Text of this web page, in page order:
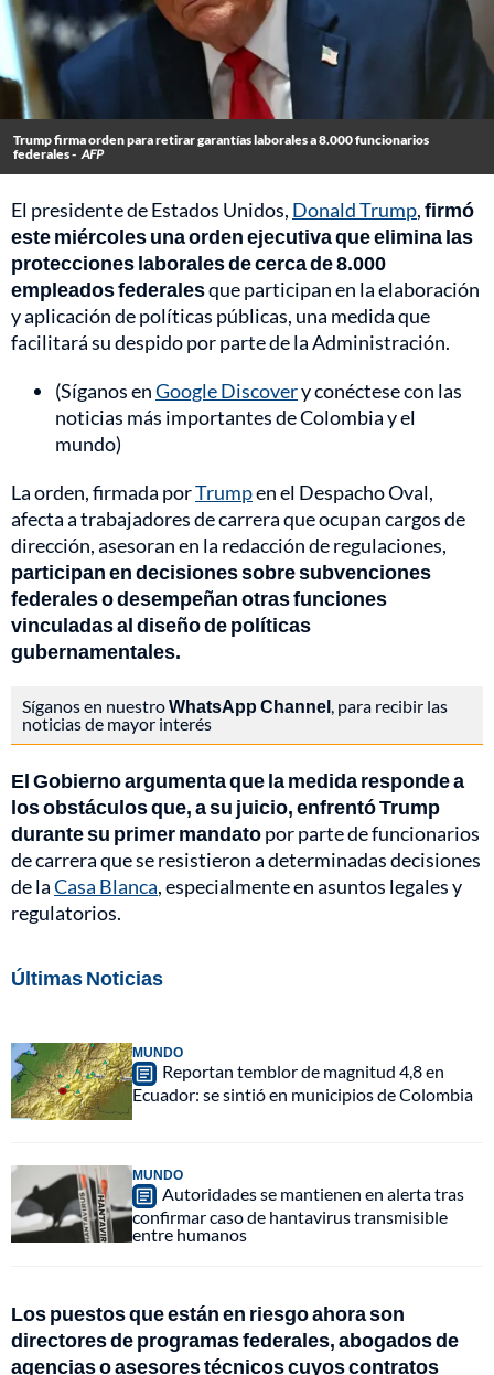
Trump firma orden para retirar garantías laborales a 8.000 funcionarios
federales - AFP
El presidente de Estados Unidos, Donald Trump,firmó
este miércoles una orden ejecutiva que elimina las
protecciones laborales de cerca de 8.000
empleados federalesque participan en la elaboración
y aplicación de políticas públicas, una medida que
facilitará su despido por parte de la Administración.
(Síganos enGoogle Discovery conéctese con las
noticias más importantes de Colombia y el
mundo)
La orden, firmada porTrumpen el Despacho Oval,
afecta a trabajadores de carrera que ocupan cargos de
dirección, asesoran en la redacción de regulaciones,
participan en decisiones sobre subvenciones
federales o desempeñan otras funciones
vinculadas al diseño de políticas
gubernamentales.
Síganos en nuestroWhatsApp Channel, para recibir las
noticias de mayor interés
El Gobierno argumenta que la medida responde a
los obstáculos que, a su juicio, enfrentó Trump
durante su primer mandatopor parte de funcionarios
de carrera que se resistieron a determinadas decisiones
de laCasa Blanca, especialmente en asuntos legales y
regulatorios.
Últimas Noticias
MUNDO
Reportan temblor de magnitud 4,8 en
Ecuador: se sintió en municipios de Colombia
MUNDO
Autoridades se mantienen en alerta tras
confirmar caso de hantavirus transmisible
entre humanos
Los puestos que están en riesgo ahora son
directores de programas federales, abogados de
agencias o asesores técnicos cuyos contratos